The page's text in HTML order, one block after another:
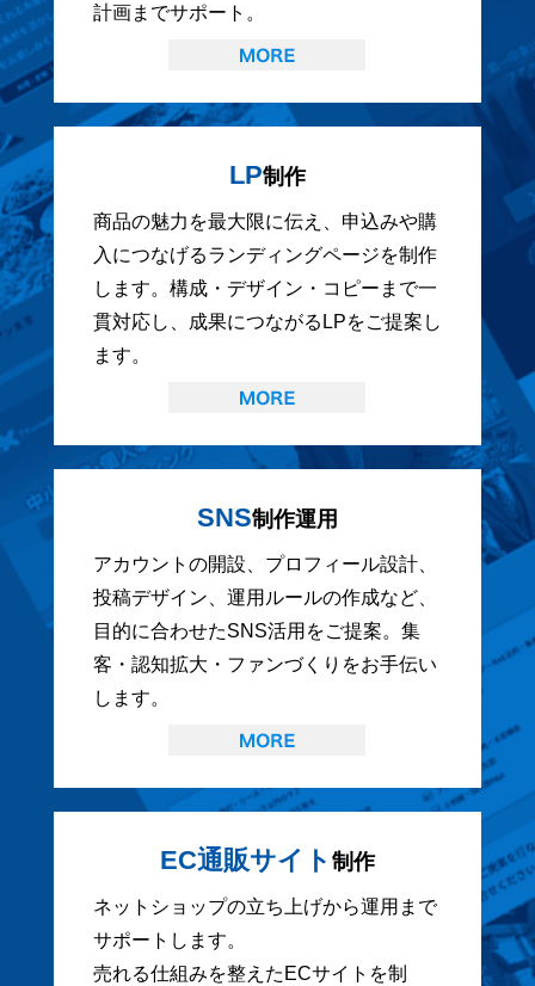
計画までサポート。
LP制作
商品の魅力を最大限に伝え、申込みや購
入につなげるランディングページを制作
します。構成・デザイン・コピーまで一
貫対応し、成果につながるLPをご提案し
ます。
SNS制作運用
アカウントの開設、プロフィール設計、
投稿デザイン、運用ルールの作成など、
目的に合わせたSNS活用をご提案。集
客・認知拡大・ファンづくりをお手伝い
します。
EC通販サイト 制作
ネットショップの立ち上げから運用まで
サポートします。
売れる仕組みを整えたECサイトを制